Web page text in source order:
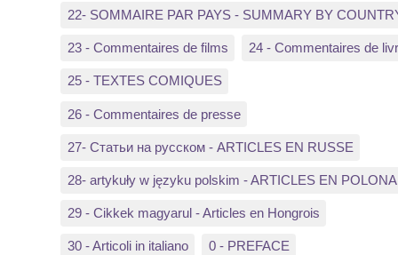
22- SOMMAIRE PAR PAYS - SUMMARY BY
23 - Commentaires de films 24 - Commentaires de
25 - TEXTES COMIQUES
26 - Commentaires de presse
27- Статьи на русском - ARTICLES EN RUSSE
28- artykuły w języku polskim - ARTICLES EN
29 - Cikkek magyarul - Articles en Hongrois
30 - Articoli in italiano 0 - PREFACE